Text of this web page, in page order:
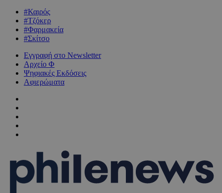
#Καιρός
#Τζόκερ
#Φαρμακεία
#Σκίτσο
Εγγραφή στο Newsletter
Αρχείο Φ
Ψηφιακές Εκδόσεις
Αφιερώματα